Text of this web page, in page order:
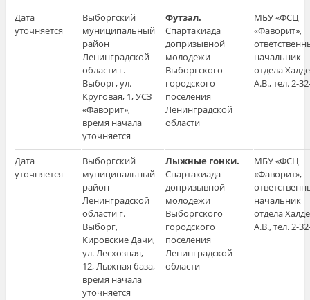
Дата
уточняется
Выборгский
муниципальный
район
Ленинградской
области г.
Выборг, ул.
Круговая, 1, УСЗ
«Фаворит»,
время начала
уточняется
Футзал.
Спартакиада
допризывной
молодежи
Выборгского
городского
поселения
Ленинградской
области
МБУ «ФСЦ
«Фаворит»,
начальник
отдела
А.В., тел. 2-
Дата
уточняется
Выборгский
муниципальный
район
Ленинградской
области г.
Выборг,
Кировские Дачи,
ул. Лесхозная,
12, Лыжная база,
время начала
уточняется
Лыжные гонки.
Спартакиада
допризывной
молодежи
Выборгского
городского
поселения
Ленинградской
области
МБУ «ФСЦ
«Фаворит»,
начальник
отдела
А.В., тел. 2-